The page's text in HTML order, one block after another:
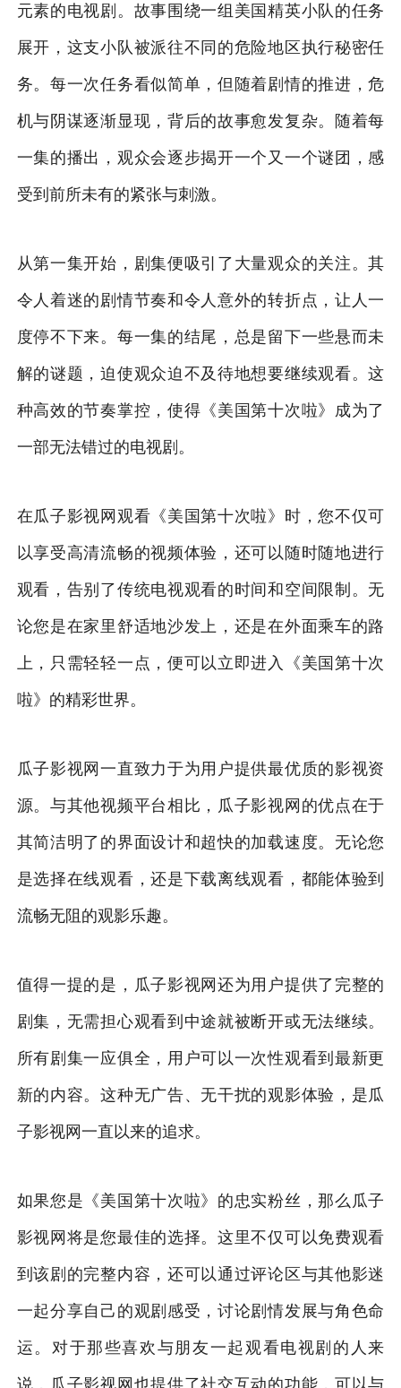
元素的电视剧。故事围绕一组美国精英小队的任务
展开，这支小队被派往不同的危险地区执行秘密任
务。每一次任务看似简单，但随着剧情的推进，危
机与阴谋逐渐显现，背后的故事愈发复杂。随着每
一集的播出，观众会逐步揭开一个又一个谜团，感
受到前所未有的紧张与刺激。
从第一集开始，剧集便吸引了大量观众的关注。其
令人着迷的剧情节奏和令人意外的转折点，让人一
度停不下来。每一集的结尾，总是留下一些悬而未
解的谜题，迫使观众迫不及待地想要继续观看。这
种高效的节奏掌控，使得《美国第十次啦》成为了
一部无法错过的电视剧。
在瓜子影视网观看《美国第十次啦》时，您不仅可
以享受高清流畅的视频体验，还可以随时随地进行
观看，告别了传统电视观看的时间和空间限制。无
论您是在家里舒适地沙发上，还是在外面乘车的路
上，只需轻轻一点，便可以立即进入《美国第十次
啦》的精彩世界。
瓜子影视网一直致力于为用户提供最优质的影视资
源。与其他视频平台相比，瓜子影视网的优点在于
其简洁明了的界面设计和超快的加载速度。无论您
是选择在线观看，还是下载离线观看，都能体验到
流畅无阻的观影乐趣。
值得一提的是，瓜子影视网还为用户提供了完整的
剧集，无需担心观看到中途就被断开或无法继续。
所有剧集一应俱全，用户可以一次性观看到最新更
新的内容。这种无广告、无干扰的观影体验，是瓜
子影视网一直以来的追求。
如果您是《美国第十次啦》的忠实粉丝，那么瓜子
影视网将是您最佳的选择。这里不仅可以免费观看
到该剧的完整内容，还可以通过评论区与其他影迷
一起分享自己的观剧感受，讨论剧情发展与角色命
运。对于那些喜欢与朋友一起观看电视剧的人来
说，瓜子影视网也提供了社交互动的功能，可以与